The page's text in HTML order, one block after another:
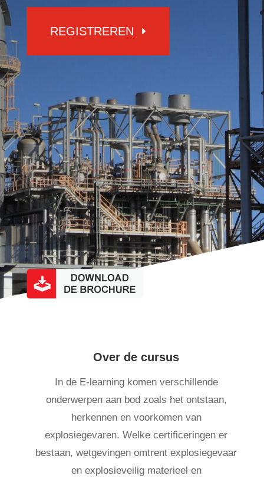
REGISTREREN
Over de cursus
In de E-learning komen verschillende
onderwerpen aan bod zoals het ontstaan,
herkennen en voorkomen van
explosiegevaren. Welke certificeringen er
bestaan, wetgevingen omtrent explosiegevaar
en explosieveilig materieel en